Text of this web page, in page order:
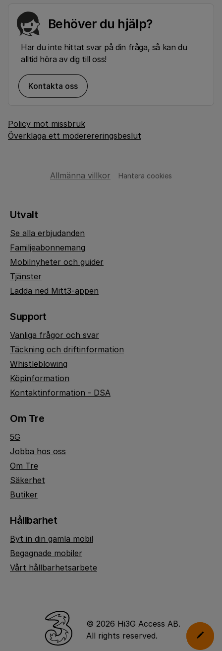
Behöver du hjälp?
Har du inte hittat svar på din fråga, så kan du
alltid höra av dig till oss!
Kontakta oss
Policy mot missbruk
Överklaga ett moderereringsbeslut
Allmänna villkor Hantera cookies
Utvalt
Se alla erbjudanden
Familjeabonnemang
Mobilnyheter och guider
Tjänster
Ladda ned Mitt3-appen
Support
Vanliga frågor och svar
Täckning och driftinformation
Whistleblowing
Köpinformation
Kontaktinformation - DSA
Om Tre
5G
Jobba hos oss
Om Tre
Säkerhet
Butiker
Hållbarhet
Byt in din gamla mobil
Begagnade mobiler
Vårt hållbarhetsarbete
© 2026 Hi3G Access AB.
All rights reserved.